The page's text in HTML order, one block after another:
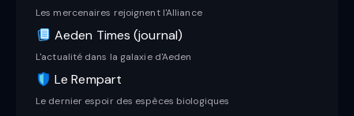
Les mercenaires rejoignent l'Alliance
Aeden Times (journal)
L'actualité dans la galaxie d'Aeden
Le Rempart
Le dernier espoir des espèces biologiques